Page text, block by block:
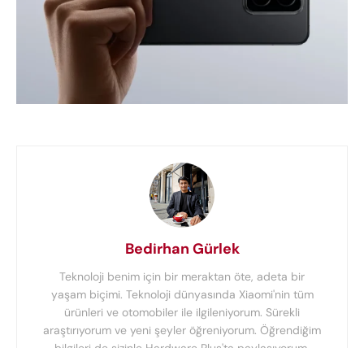
Bedirhan Gürlek
Teknoloji benim için bir meraktan öte, adeta bir
yaşam biçimi. Teknoloji dünyasında Xiaomi'nin tüm
ürünleri ve otomobiler ile ilgileniyorum. Sürekli
araştırıyorum ve yeni şeyler öğreniyorum. Öğrendiğim